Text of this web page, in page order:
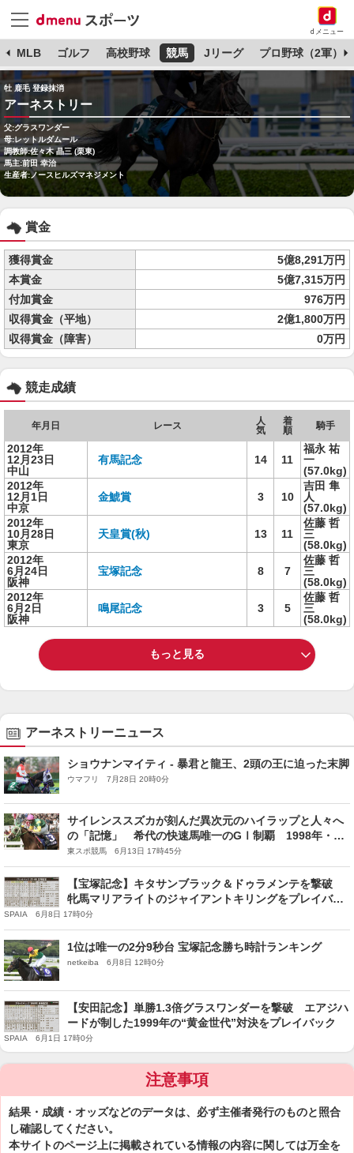
dメニュー
MLB ゴルフ 高校野球 競馬 Jリーグ プロ野球（2軍）
牡 鹿毛 登録抹消
アーネストリー
父:グラスワンダー
母:レットルダムール
調教師:佐々木 晶三 (栗東)
馬主:前田 幸治
生産者:ノースヒルズマネジメント
賞金
獲得賞金
5億8,291万円
本賞金
5億7,315万円
付加賞金
976万円
収得賞金（平地）
2億1,800万円
収得賞金（障害）
0万円
競走成績
年月日 レース
人
気
着
順
騎手
2012年
12月23日
中山
有馬記念 14 11
福永 祐
一
(57.0kg)
2012年
12月1日
中京
金鯱賞 3 10
吉田 隼
人
(57.0kg)
2012年
10月28日
東京
天皇賞(秋) 13 11
佐藤 哲
三
(58.0kg)
2012年
6月24日
阪神
宝塚記念 8 7
佐藤 哲
三
(58.0kg)
2012年
6月2日
阪神
鳴尾記念 3 5
佐藤 哲
三
(58.0kg)
もっと見る
アーネストリーニュース
ショウナンマイティ - 暴君と龍王、2頭の王に迫った末脚
ウマフリ 7月28日 20時0分
サイレンススズカが刻んだ異次元のハイラップと人々へ
の「記憶」 希代の快速馬唯一のGⅠ制覇 1998年・宝
塚記念
東スポ競馬 6月13日 17時45分
【宝塚記念】キタサンブラック＆ドゥラメンテを撃破
牝馬マリアライトのジャイアントキリングをプレイバッ
ク
SPAIA 6月8日 17時0分
1位は唯一の2分9秒台 宝塚記念勝ち時計ランキング
netkeiba 6月8日 12時0分
【安田記念】単勝1.3倍グラスワンダーを撃破 エアジハ
ードが制した1999年の“黄金世代”対決をプレイバック
SPAIA 6月1日 17時0分
注意事項
結果・成績・オッズなどのデータは、必ず主催者発行のものと照合
し確認してください。
本サイトのページ上に掲載されている情報の内容に関しては万全を